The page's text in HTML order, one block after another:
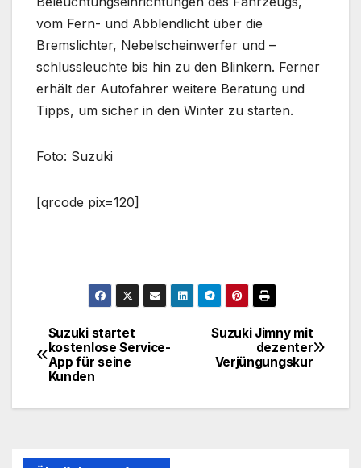
vom Fern- und Abblendlicht über die
Bremslichter, Nebelscheinwerfer und –
schlussleuchte bis hin zu den Blinkern. Ferner
erhält der Autofahrer weitere Beratung und
Tipps, um sicher in den Winter zu starten.
Foto: Suzuki
[qrcode pix=120]
Beitragsnavigation
Suzuki Jimny mit
dezenter
Verjüngungskur
Suzuki startet
kostenlose Service-
App für seine
Kunden